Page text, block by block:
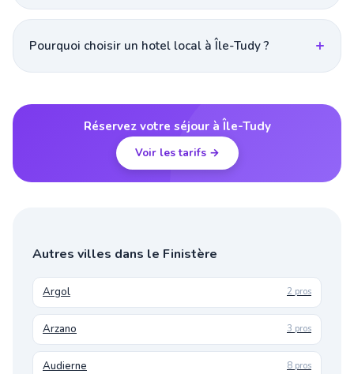
Pourquoi choisir un hotel local à Île-Tudy ?
Réservez votre séjour à Île-Tudy
Voir les tarifs →
Autres villes dans le Finistère
Argol 2 pros
Arzano 3 pros
Audierne 8 pros